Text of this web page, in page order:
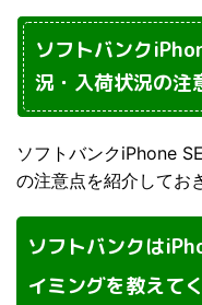
ソフトバンク
況・入荷状況の注
ソフトバンクiPhone
の注意点を紹介してお
ソフトバンクは
イミングを教えて